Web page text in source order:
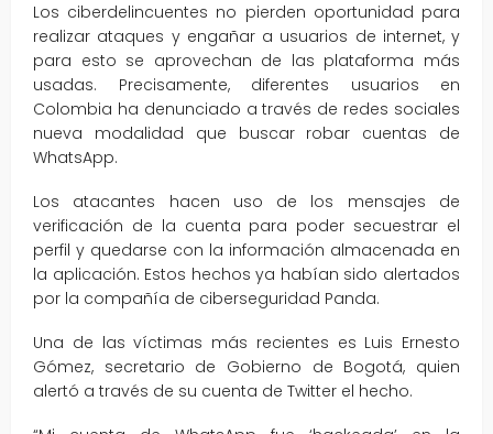
Los ciberdelincuentes no pierden oportunidad para
realizar ataques y engañar a usuarios de internet, y
para esto se aprovechan de las plataforma más
usadas. Precisamente, diferentes usuarios en
Colombia ha denunciado a través de redes sociales
nueva modalidad que buscar robar cuentas de
WhatsApp.
Los atacantes hacen uso de los mensajes de
verificación de la cuenta para poder secuestrar el
perfil y quedarse con la información almacenada en
la aplicación. Estos hechos ya habían sido alertados
por la compañía de ciberseguridad Panda.
Una de las víctimas más recientes es Luis Ernesto
Gómez, secretario de Gobierno de Bogotá, quien
alertó a través de su cuenta de Twitter el hecho.